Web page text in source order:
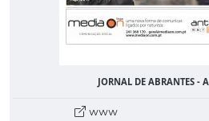
JORNAL DE ABRANTES -
www